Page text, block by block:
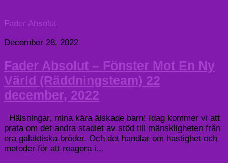
Fader Absolut
December 28, 2022
Fader Absolut – Fönster Mot En Ny
Värld (Räddningsteam) 22
december, 2022
Hälsningar, mina kära älskade barn! Idag kommer vi att
prata om det andra stadiet av stöd till mänskligheten från
era galaktiska bröder. Och det handlar om hastighet och
metoder för att reagera i...